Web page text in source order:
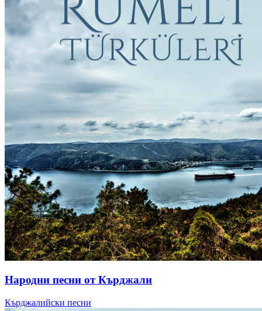
Народни песни от Кърджали
Кърджалийски песни